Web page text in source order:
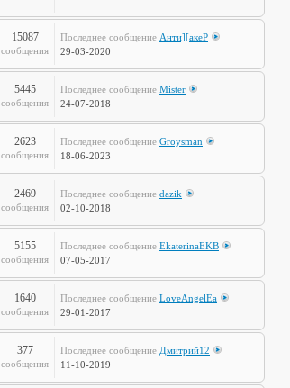
15087
сообщения
Последнее сообщение Анти][акеР
29-03-2020
5445
сообщения
Последнее сообщение Mister
24-07-2018
2623
сообщения
Последнее сообщение Groysman
18-06-2023
2469
сообщения
Последнее сообщение dazik
02-10-2018
5155
сообщения
Последнее сообщение EkaterinaEKB
07-05-2017
1640
сообщения
Последнее сообщение LoveAngelEa
29-01-2017
377
сообщения
Последнее сообщение Дмитрий12
11-10-2019